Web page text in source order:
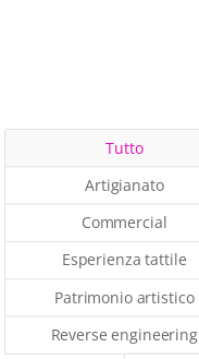
Tutto
Artigianato
Commercial
Esperienza tattile
Patrimonio artistico
Reverse engineering